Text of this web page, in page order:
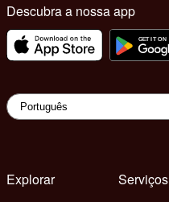
Descubra a nossa app
Explorar
Serviços